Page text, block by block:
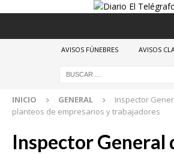
AVISOS FÚNEBRES AVISOS
INICIO GENERAL
Inspector
planteos de empresarios y trabajadores
Inspector General